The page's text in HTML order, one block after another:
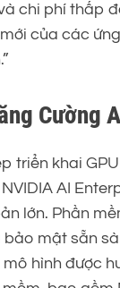
chi phí thấp
của các
Cường
triển khai
AI
lớn. Phần
mật sẵn
hình được